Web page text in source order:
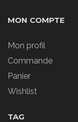
MON COMPTE
Mon profil
Commande
Panier
Wishlist
TAG